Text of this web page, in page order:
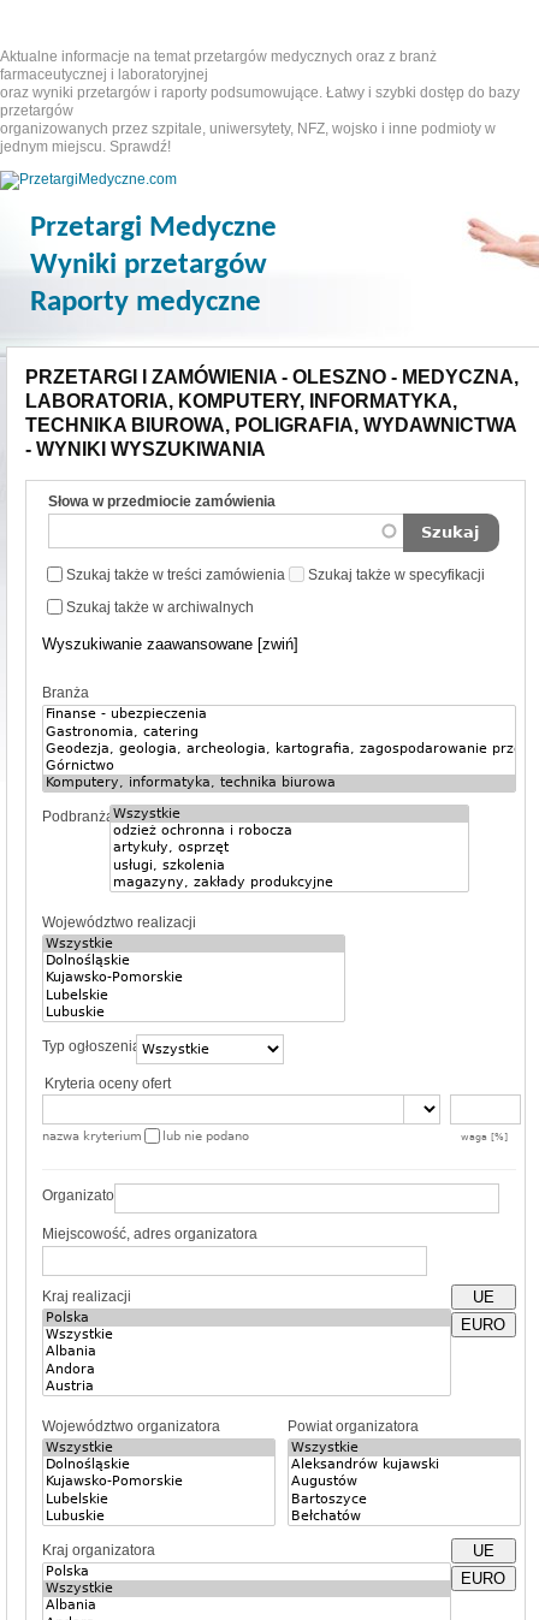
Aktualne informacje na temat przetargów medycznych oraz z branż
farmaceutycznej i laboratoryjnej
oraz wyniki przetargów i raporty podsumowujące. Łatwy i szybki dostęp do bazy
przetargów
organizowanych przez szpitale, uniwersytety, NFZ, wojsko i inne podmioty w
jednym miejscu. Sprawdź!
Przetargi Medyczne
Wyniki przetargów
Raporty medyczne
PRZETARGI I ZAMÓWIENIA - OLESZNO - MEDYCZNA,
LABORATORIA, KOMPUTERY, INFORMATYKA,
TECHNIKA BIUROWA, POLIGRAFIA, WYDAWNICTWA
- WYNIKI WYSZUKIWANIA
Słowa w przedmiocie zamówienia
Szukaj także w treści zamówienia
Szukaj także w specyfikacji
Szukaj także w archiwalnych
Wyszukiwanie zaawansowane [zwiń]
Branża
Podbranża
Województwo realizacji
Typ ogłoszenia
Kryteria oceny ofert
nazwa kryterium waga [%]
lub nie podano
Organizator
Miejscowość, adres organizatora
Kraj realizacji
UE
EURO
Województwo organizatora Powiat organizatora
Kraj organizatora
UE
EURO